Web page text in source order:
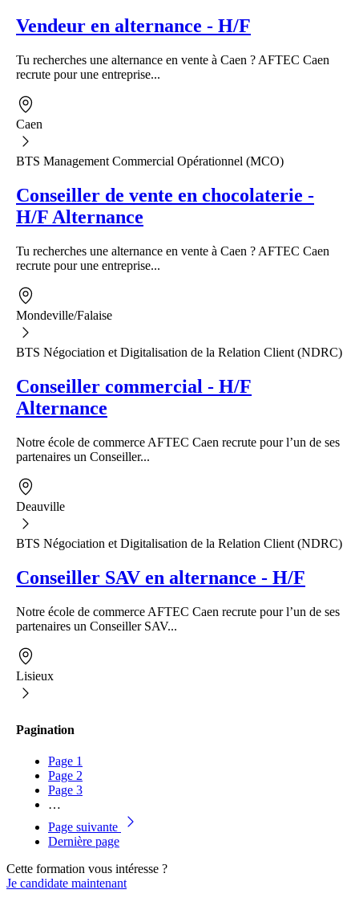
Vendeur en alternance - H/F
Tu recherches une alternance en vente à Caen ? AFTEC Caen
recrute pour une entreprise...
Caen
BTS Management Commercial Opérationnel (MCO)
Conseiller de vente en chocolaterie -
H/F Alternance
Tu recherches une alternance en vente à Caen ? AFTEC Caen
recrute pour une entreprise...
Mondeville/Falaise
BTS Négociation et Digitalisation de la Relation Client (NDRC)
Conseiller commercial - H/F
Alternance
Notre école de commerce AFTEC Caen recrute pour l’un de ses
partenaires un Conseiller...
Deauville
BTS Négociation et Digitalisation de la Relation Client (NDRC)
Conseiller SAV en alternance - H/F
Notre école de commerce AFTEC Caen recrute pour l’un de ses
partenaires un Conseiller SAV...
Lisieux
Pagination
Page 1
Page 2
Page 3
…
Page suivante
Dernière page
Cette formation vous intéresse ?
Je candidate maintenant